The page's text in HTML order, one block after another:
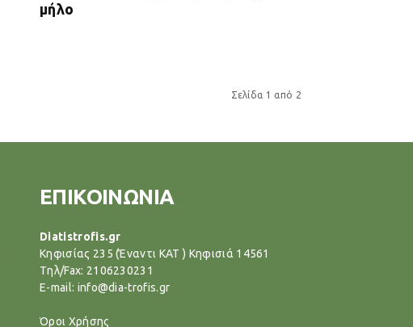
μήλο
Σελίδα 1 από 2
ΕΠΙΚΟΙΝΩΝΙΑ
Diatistrofis.gr
Κηφισίας 235 (Έναντι ΚΑΤ ) Κηφισιά 14561
Tηλ/Fax: 2106230231
E-mail: info@dia-trofis.gr
Όροι Χρήσης